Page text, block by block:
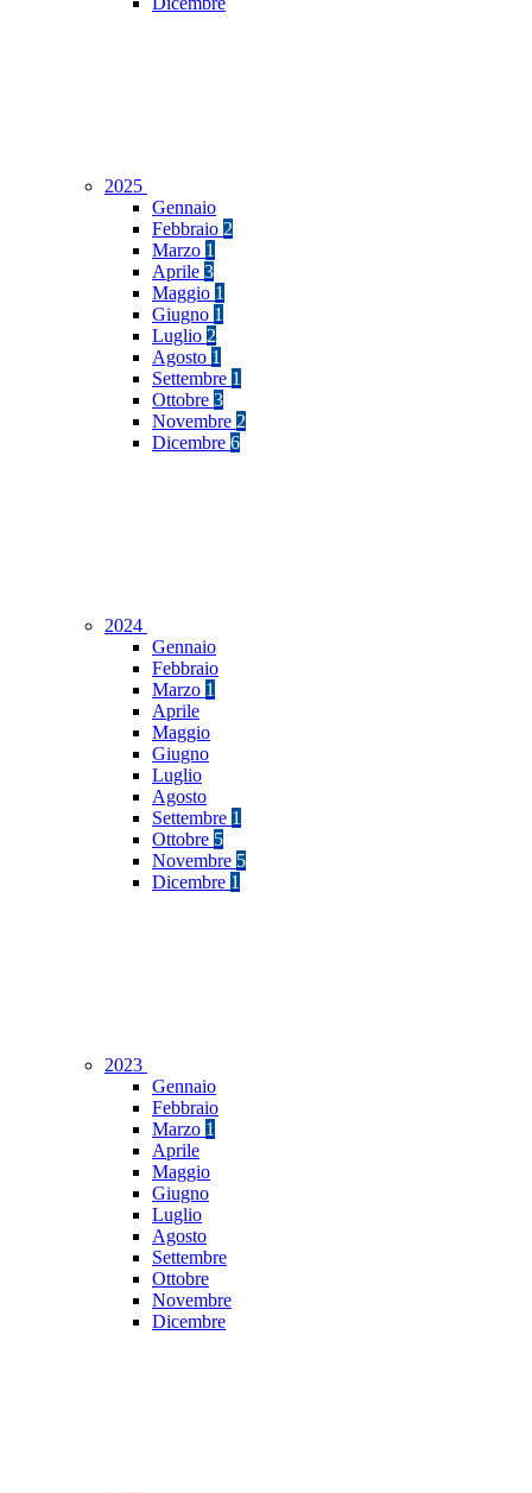
2025
Gennaio
Febbraio 2
Marzo 1
Aprile 3
Maggio 1
Giugno 1
Luglio 2
Agosto 1
Settembre 1
Ottobre 3
Novembre 2
Dicembre 6
2024
Gennaio
Febbraio
Marzo 1
Aprile
Maggio
Giugno
Luglio
Agosto
Settembre 1
Ottobre 5
Novembre 5
Dicembre 1
2023
Gennaio
Febbraio
Marzo 1
Aprile
Maggio
Giugno
Luglio
Agosto
Settembre
Ottobre
Novembre
Dicembre